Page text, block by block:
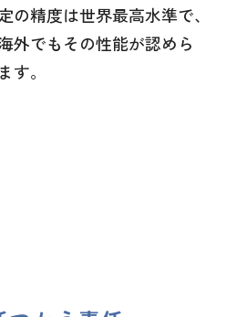
の精度は世界最高水準で、
外でもその性能が認めら
す。